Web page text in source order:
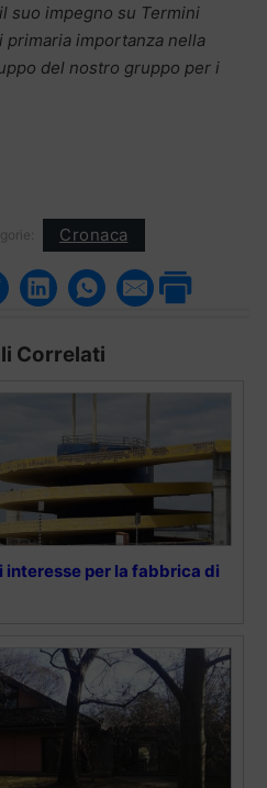
suo impegno su Termini
primaria importanza nella
del nostro gruppo per i
Cronaca
Correlati
per la fabbrica di